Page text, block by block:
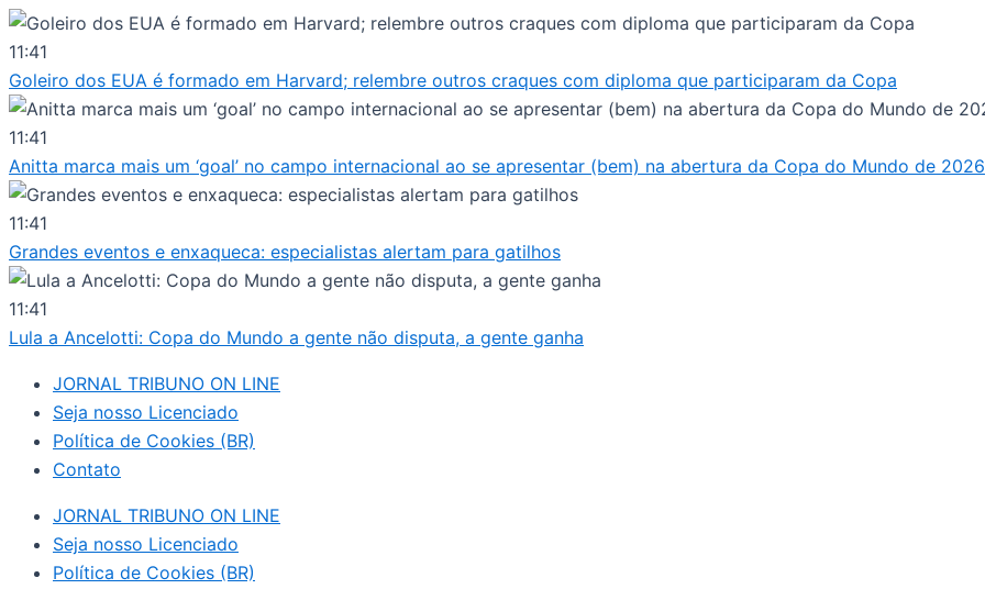
Ir
para
o
conteúdo
11:41
Goleiro dos EUA é formado em Harvard; relembre outros craques com diploma que participaram da Copa
11:41
Anitta marca mais um ‘goal’ no campo internacional ao se apresentar (bem) na abertura da Copa do Mundo de 2026
11:41
Grandes eventos e enxaqueca: especialistas alertam para gatilhos
11:41
Lula a Ancelotti: Copa do Mundo a gente não disputa, a gente ganha
JORNAL TRIBUNO ON LINE
Seja nosso Licenciado
Política de Cookies (BR)
Contato
JORNAL TRIBUNO ON LINE
Seja nosso Licenciado
Política de Cookies (BR)